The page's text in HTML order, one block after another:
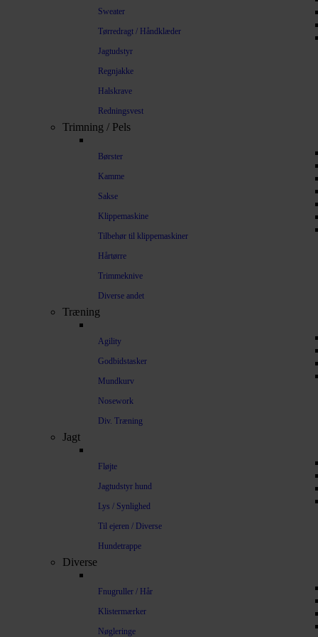
Sweater
Tørredragt / Håndklæder
Jagtudstyr
Regnjakke
Halskrave
Redningsvest
Trimning / Pels
Børster
Kamme
Sakse
Klippemaskine
Tilbehør til klippemaskiner
Hårtørre
Trimmeknive
Diverse andet
Træning
Agility
Godbidstasker
Mundkurv
Nosework
Div. Træning
Jagt
Fløjte
Jagtudstyr hund
Lys / Synlighed
Til ejeren / Diverse
Hundetrappe
Diverse
Fnugruller / Hår
Klistermærker
Nøgleringe